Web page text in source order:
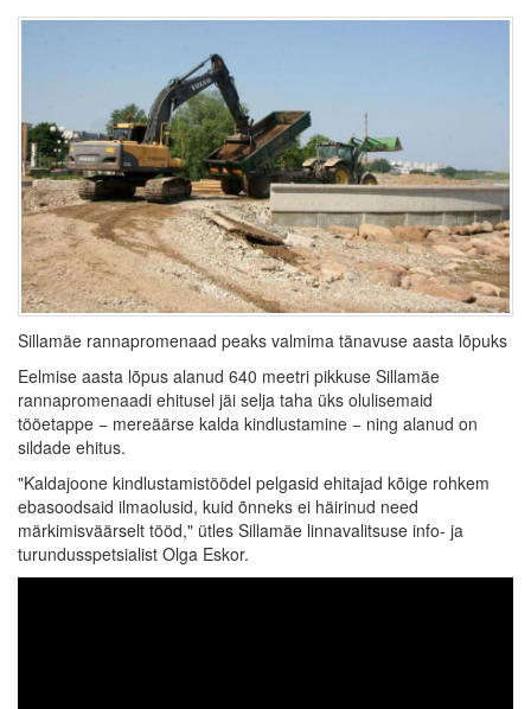
Sillamäe rannapromenaad peaks valmima tänavuse aasta lõpuks
Eelmise aasta lõpus alanud 640 meetri pikkuse Sillamäe
rannapromenaadi ehitusel jäi selja taha üks olulisemaid
tööetappe − mereäärse kalda kindlustamine − ning alanud on
sildade ehitus.
"Kaldajoone kindlustamistöödel pelgasid ehitajad kõige rohkem
ebasoodsaid ilmaolusid, kuid õnneks ei häirinud need
märkimisväärselt tööd," ütles Sillamäe linnavalitsuse info- ja
turundusspetsialist Olga Eskor.